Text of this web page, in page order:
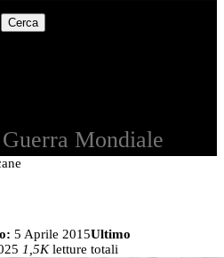
Cerca
Mondiale
5 Aprile 2015Ultimo
1,5Kletture totali